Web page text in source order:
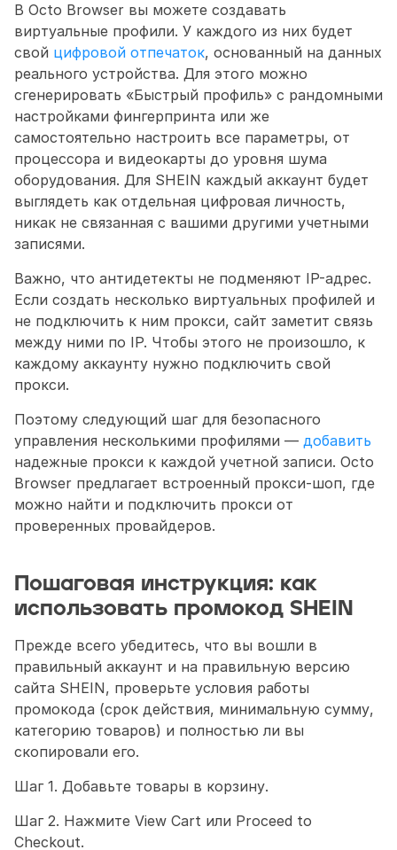
В Octo Browser вы можете создавать
виртуальные профили. У каждого из них будет
свой цифровой отпечаток, основанный на данных
реального устройства. Для этого можно
сгенерировать «Быстрый профиль» с рандомными
настройками фингерпринта или же
самостоятельно настроить все параметры, от
процессора и видеокарты до уровня шума
оборудования. Для SHEIN каждый аккаунт будет
выглядеть как отдельная цифровая личность,
никак не связанная с вашими другими учетными
записями.
Важно, что антидетекты не подменяют IP-адрес.
Если создать несколько виртуальных профилей и
не подключить к ним прокси, сайт заметит связь
между ними по IP. Чтобы этого не произошло, к
каждому аккаунту нужно подключить свой
прокси.
Поэтому следующий шаг для безопасного
управления несколькими профилями — добавить
надежные прокси к каждой учетной записи. Octo
Browser предлагает встроенный прокси-шоп, где
можно найти и подключить прокси от
проверенных провайдеров.
Пошаговая инструкция: как
использовать промокод SHEIN
Прежде всего убедитесь, что вы вошли в
правильный аккаунт и на правильную версию
сайта SHEIN, проверьте условия работы
промокода (срок действия, минимальную сумму,
категорию товаров) и полностью ли вы
скопировали его.
Шаг 1. Добавьте товары в корзину.
Шаг 2. Нажмите View Cart или Proceed to
Checkout.